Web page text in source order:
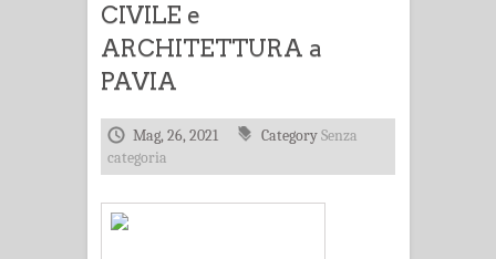
CIVILE e
ARCHITETTURA a
PAVIA
Mag, 26, 2021 CategorySenza
categoria